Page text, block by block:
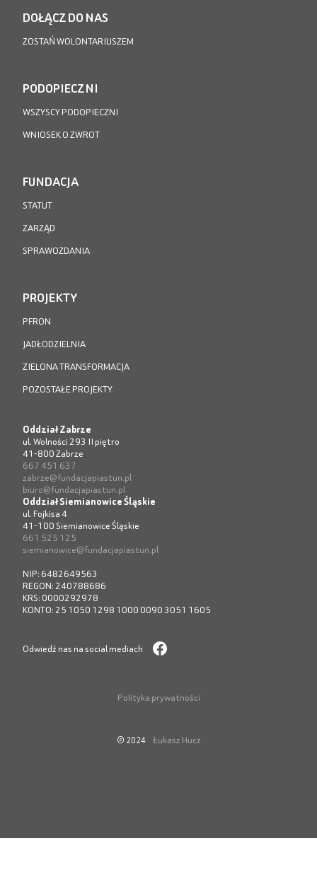
DOŁĄCZ DO NAS
ZOSTAŃ WOLONTARIUSZEM
PODOPIECZNI
WSZYSCY PODOPIECZNI
WNIOSEK O ZWROT
FUNDACJA
STATUT
ZARZĄD
SPRAWOZDANIA
PROJEKTY
PFRON
JADŁODZIELNIA
ZIELONA TRANSFORMACJA
POZOSTAŁE PROJEKTY
Oddział Zabrze
ul. Wolności 293 II piętro
41-800 Zabrze
667 451 637
zabrze@fundacjapiastun.pl
biuro@fundacjapiastun.pl
Oddział Siemianowice Śląskie
ul. Fojkisa 4
41-100 Siemianowice Śląskie
661 525 125
siemianowice@fundacjapiastun.pl
NIP: 6482649563
REGON: 240788686
KRS: 0000292978
KONTO: 25 1050 1298 1000 0090 3051 1605
Odwiedź nas na social mediach
© 2024 Łukasz Hucz
Polityka prywatności